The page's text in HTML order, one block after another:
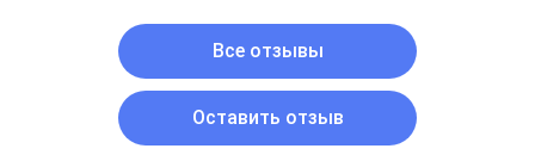
Все отзывы
Оставить отзыв